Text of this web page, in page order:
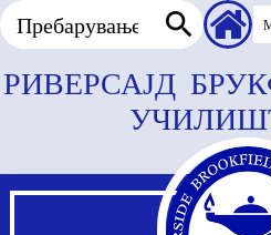
до
РИВЕРСАЈД
Пребарување
Заглавие